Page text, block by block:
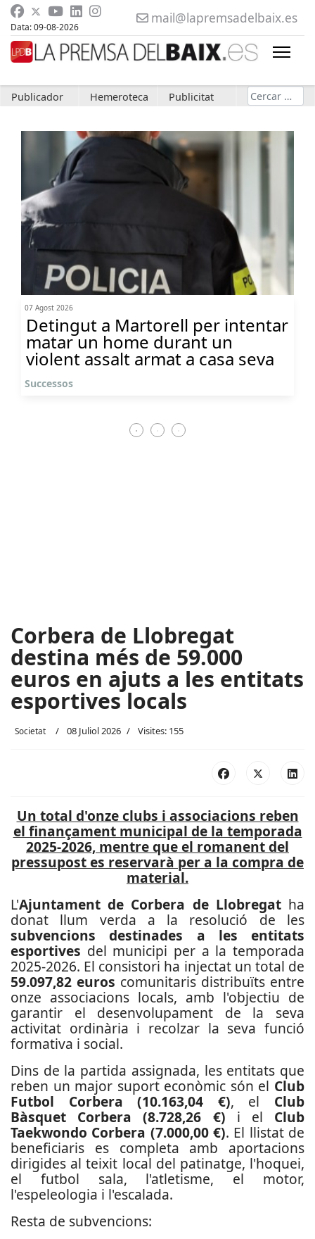
Data: 09-08-2026
mail@lapremsadelbaix.es
Publicador Hemeroteca Publicitat Cerca
07 Agost 2026
Detingut a Martorell per intentar
matar un home durant un
violent assalt armat a casa seva
Successos
Corbera de Llobregat
destina més de 59.000
euros en ajuts a les entitats
esportives locals
Societat 08 Juliol 2026 Visites: 155
Un total d'onze clubs i associacions reben
el finançament municipal de la temporada
2025-2026, mentre que el romanent del
pressupost es reservarà per a la compra de
material.
L'Ajuntament de Corbera de Llobregatha
donat llum verda a la resolució de les
subvencions destinades a les entitats
esportives del municipi per a la temporada
2025-2026. El consistori ha injectat un total de
59.097,82 euros comunitaris distribuïts entre
onze associacions locals, amb l'objectiu de
garantir el desenvolupament de la seva
activitat ordinària i recolzar la seva funció
formativa i social.
Dins de la partida assignada, les entitats que
reben un major suport econòmic són el Club
Futbol Corbera (10.163,04 €), el Club
Bàsquet Corbera (8.728,26 €) i el Club
Taekwondo Corbera (7.000,00 €). El llistat de
beneficiaris es completa amb aportacions
dirigides al teixit local del patinatge, l'hoquei,
el futbol sala, l'atletisme, el motor,
l'espeleologia i l'escalada.
Resta de subvencions: